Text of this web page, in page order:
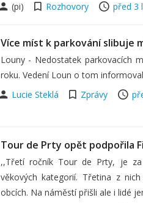
(pi)
Rozhovory před 3
Více míst k parkování slibuje
Louny - Nedostatek parkovacích
roku. Vedení Loun o tom
Lucie Steklá
Zprávy
Tour de Prty opět podpořila
,,Třetí ročník Tour de Prty, je
věkových kategorií. Třetina z
obcích. Na náměstí přišli ale i lidé